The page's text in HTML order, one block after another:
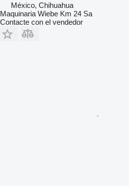
México, Chihuahua
Maquinaria Wiebe Km 24 Sa
Contacte con el vendedor